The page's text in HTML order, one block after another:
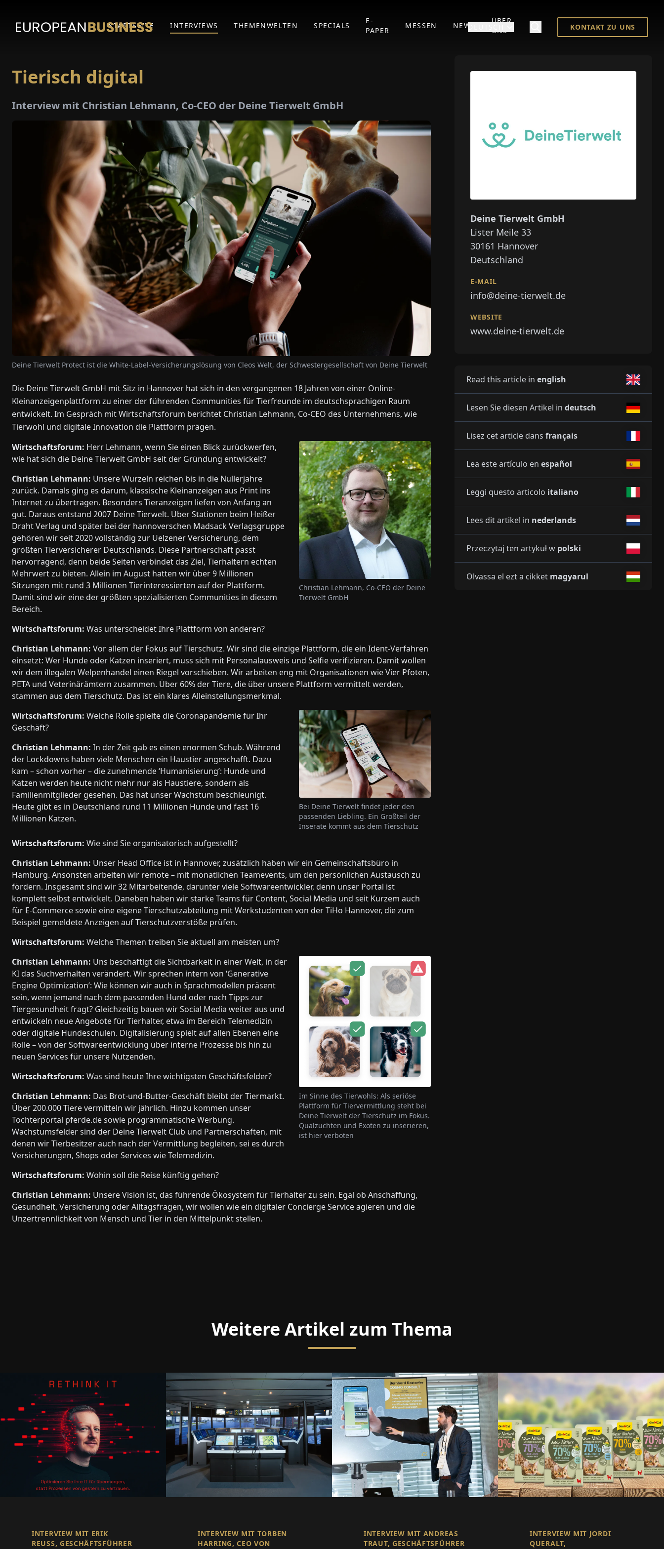
STARTSEITE INTERVIEWS THEMENWELTEN SPECIALS
E-
PAPER
MESSEN NEWS
ÜBER
UNS
KONTAKT ZU UNS
Tierisch digital
Interview mit Christian Lehmann, Co-CEO der Deine Tierwelt GmbH
Deine Tierwelt Protect ist die White-Label-Versicherungslösung von Cleos Welt, der Schwestergesellschaft von Deine Tierwelt
Die Deine Tierwelt GmbH mit Sitz in Hannover hat sich in den vergangenen 18 Jahren von einer Online-
Kleinanzeigenplattform zu einer der führenden Communities für Tierfreunde im deutschsprachigen Raum
entwickelt. Im Gespräch mit Wirtschaftsforum berichtet Christian Lehmann, Co-CEO des Unternehmens, wie
Tierwohl und digitale Innovation die Plattform prägen.
Wirtschaftsforum: Herr Lehmann, wenn Sie einen Blick zurückwerfen,
wie hat sich die Deine Tierwelt GmbH seit der Gründung entwickelt?
Christian Lehmann: Unsere Wurzeln reichen bis in die Nullerjahre
zurück. Damals ging es darum, klassische Kleinanzeigen aus Print ins
Internet zu übertragen. Besonders Tieranzeigen liefen von Anfang an
gut. Daraus entstand 2007 Deine Tierwelt. Über Stationen beim Heißer
Draht Verlag und später bei der hannoverschen Madsack Verlagsgruppe
gehören wir seit 2020 vollständig zur Uelzener Versicherung, dem
größten Tierversicherer Deutschlands. Diese Partnerschaft passt
hervorragend, denn beide Seiten verbindet das Ziel, Tierhaltern echten
Mehrwert zu bieten. Allein im August hatten wir über 9 Millionen
Sitzungen mit rund 3 Millionen Tierinteressierten auf der Plattform.
Damit sind wir eine der größten spezialisierten Communities in diesem
Bereich.
Christian Lehmann, Co-CEO der Deine
Tierwelt GmbH
Wirtschaftsforum: Was unterscheidet Ihre Plattform von anderen?
Christian Lehmann: Vor allem der Fokus auf Tierschutz. Wir sind die einzige Plattform, die ein Ident-Verfahren
einsetzt: Wer Hunde oder Katzen inseriert, muss sich mit Personalausweis und Selfie verifizieren. Damit wollen
wir dem illegalen Welpenhandel einen Riegel vorschieben. Wir arbeiten eng mit Organisationen wie Vier Pfoten,
PETA und Veterinärämtern zusammen. Über 60% der Tiere, die über unsere Plattform vermittelt werden,
stammen aus dem Tierschutz. Das ist ein klares Alleinstellungsmerkmal.
Wirtschaftsforum: Welche Rolle spielte die Coronapandemie für Ihr
Geschäft?
Christian Lehmann: In der Zeit gab es einen enormen Schub. Während
der Lockdowns haben viele Menschen ein Haustier angeschafft. Dazu
kam – schon vorher – die zunehmende ‘Humanisierung’: Hunde und
Katzen werden heute nicht mehr nur als Haustiere, sondern als
Familienmitglieder gesehen. Das hat unser Wachstum beschleunigt.
Heute gibt es in Deutschland rund 11 Millionen Hunde und fast 16
Millionen Katzen.
Bei Deine Tierwelt findet jeder den
passenden Liebling. Ein Großteil der
Inserate kommt aus dem Tierschutz
Wirtschaftsforum: Wie sind Sie organisatorisch aufgestellt?
Christian Lehmann: Unser Head Office ist in Hannover, zusätzlich haben wir ein Gemeinschaftsbüro in
Hamburg. Ansonsten arbeiten wir remote – mit monatlichen Teamevents, um den persönlichen Austausch zu
fördern. Insgesamt sind wir 32 Mitarbeitende, darunter viele Softwareentwickler, denn unser Portal ist
komplett selbst entwickelt. Daneben haben wir starke Teams für Content, Social Media und seit Kurzem auch
für E-Commerce sowie eine eigene Tierschutzabteilung mit Werkstudenten von der TiHo Hannover, die zum
Beispiel gemeldete Anzeigen auf Tierschutzverstöße prüfen.
Wirtschaftsforum: Welche Themen treiben Sie aktuell am meisten um?
Christian Lehmann: Uns beschäftigt die Sichtbarkeit in einer Welt, in der
KI das Suchverhalten verändert. Wir sprechen intern von ‘Generative
Engine Optimization’: Wie können wir auch in Sprachmodellen präsent
sein, wenn jemand nach dem passenden Hund oder nach Tipps zur
Tiergesundheit fragt? Gleichzeitig bauen wir Social Media weiter aus und
entwickeln neue Angebote für Tierhalter, etwa im Bereich Telemedizin
oder digitale Hundeschulen. Digitalisierung spielt auf allen Ebenen eine
Rolle – von der Softwareentwicklung über interne Prozesse bis hin zu
neuen Services für unsere Nutzenden.
Wirtschaftsforum: Was sind heute Ihre wichtigsten Geschäftsfelder?
Christian Lehmann: Das Brot-und-Butter-Geschäft bleibt der Tiermarkt.
Über 200.000 Tiere vermitteln wir jährlich. Hinzu kommen unser
Tochterportal pferde.de sowie programmatische Werbung.
Wachstumsfelder sind der Deine Tierwelt Club und Partnerschaften, mit
denen wir Tierbesitzer auch nach der Vermittlung begleiten, sei es durch
Versicherungen, Shops oder Services wie Telemedizin.
Im Sinne des Tierwohls: Als seriöse
Plattform für Tiervermittlung steht bei
Deine Tierwelt der Tierschutz im Fokus.
Qualzuchten und Exoten zu inserieren,
ist hier verboten
Wirtschaftsforum: Wohin soll die Reise künftig gehen?
Christian Lehmann: Unsere Vision ist, das führende Ökosystem für Tierhalter zu sein. Egal ob Anschaffung,
Gesundheit, Versicherung oder Alltagsfragen, wir wollen wie ein digitaler Concierge Service agieren und die
Unzertrennlichkeit von Mensch und Tier in den Mittelpunkt stellen.
Deine Tierwelt GmbH
Lister Meile 33
30161 Hannover
Deutschland
E-MAIL
info@deine-tierwelt.de
WEBSITE
www.deine-tierwelt.de
Read this article in english
Lesen Sie diesen Artikel in deutsch
Lisez cet article dans français
Lea este artículo en español
Leggi questo articolo italiano
Lees dit artikel in nederlands
Przeczytaj ten artykuł w polski
Olvassa el ezt a cikket magyarul
Weitere Artikel zum Thema
INTERVIEW MIT ERIK
REUSS, GESCHÄFTSFÜHRER D
INTERVIEW MIT TORBEN
HARRING, CEO VON
INTERVIEW MIT ANDREAS
TRAUT, GESCHÄFTSFÜHRER
INTERVIEW MIT JORDI
QUERALT,